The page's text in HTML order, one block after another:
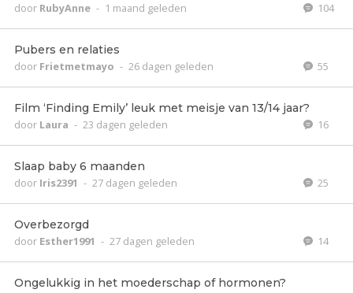
door RubyAnne - 1 maand geleden 104
Pubers en relaties
door Frietmetmayo - 26 dagen geleden 55
Film ‘Finding Emily’ leuk met meisje van 13/14 jaar?
door Laura - 23 dagen geleden 16
Slaap baby 6 maanden
door Iris2391 - 27 dagen geleden 25
Overbezorgd
door Esther1991 - 27 dagen geleden 14
Ongelukkig in het moederschap of hormonen?